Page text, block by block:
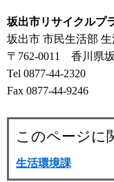
坂出市リサイクルプ
坂出市 市民生活部
〒762-0011 香川県
Tel 0877-44-2320
Fax 0877-44-9246
このページに
生活環境課